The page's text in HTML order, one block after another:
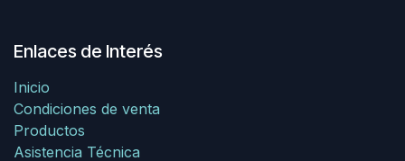
Enlaces de Interés
Inicio
Condiciones de venta
Productos
Asistencia Técnica